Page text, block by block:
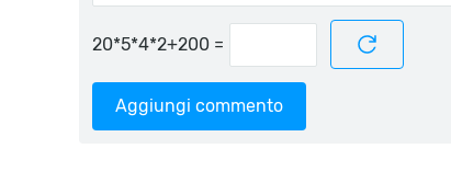
=
Aggiungi commento